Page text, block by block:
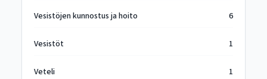
Vesistöjen kunnostus ja hoito 6
Vesistöt 1
Veteli 1